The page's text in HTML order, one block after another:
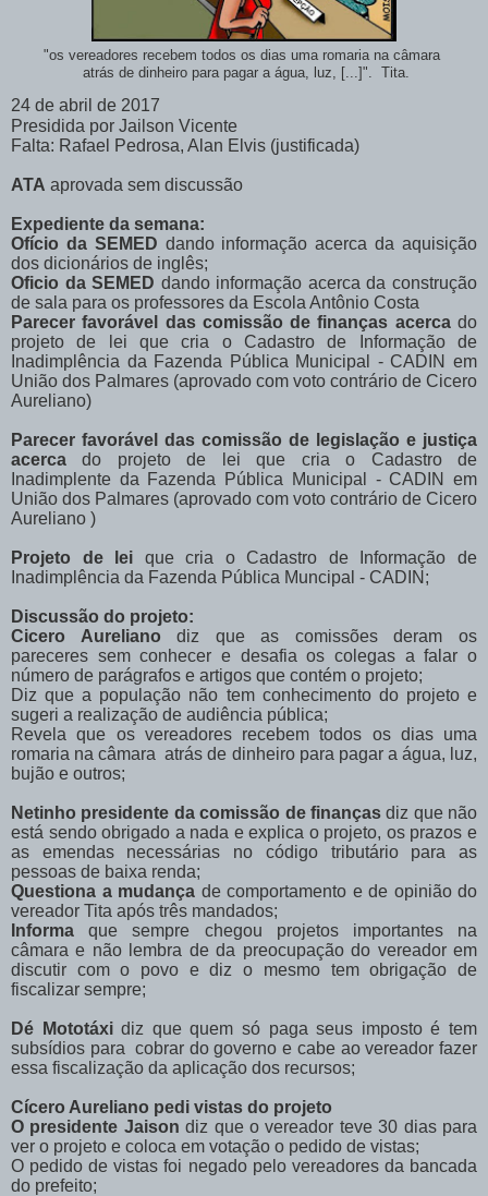
"os vereadores recebem todos os dias uma romaria na câmara
atrás de dinheiro para pagar a água, luz, [...]". Tita.
24 de abril de 2017
Presidida por Jailson Vicente
Falta: Rafael Pedrosa, Alan Elvis (justificada)
ATA aprovada sem discussão
Expediente da semana:
Ofício da SEMED dando informação acerca da aquisição
dos dicionários de inglês;
Oficio da SEMED dando informação acerca da construção
de sala para os professores da Escola Antônio Costa
Parecer favorável das comissão de finanças acercado
projeto de lei que cria o Cadastro de Informação de
Inadimplência da Fazenda Pública Municipal - CADIN em
União dos Palmares (aprovado com voto contrário de Cicero
Aureliano)
Parecer favorável das comissão de legislação e justiça
acerca do projeto de lei que cria o Cadastro de
Inadimplente da Fazenda Pública Municipal - CADIN em
União dos Palmares (aprovado com voto contrário de Cicero
Aureliano )
Projeto de lei que cria o Cadastro de Informação de
Inadimplência da Fazenda Pública Muncipal - CADIN;
Discussão do projeto:
Cicero Aureliano diz que as comissões deram os
pareceres sem conhecer e desafia os colegas a falar o
número de parágrafos e artigos que contém o projeto;
Diz que a população não tem conhecimento do projeto e
sugeri a realização de audiência pública;
Revela que os vereadores recebem todos os dias uma
romaria na câmara atrás de dinheiro para pagar a água, luz,
bujão e outros;
Netinho presidente da comissão de finançasdiz que não
está sendo obrigado a nada e explica o projeto, os prazos e
as emendas necessárias no código tributário para as
pessoas de baixa renda;
Questiona a mudança de comportamento e de opinião do
vereador Tita após três mandados;
Informaque sempre chegou projetos importantes na
câmara e não lembra de da preocupação do vereador em
discutir com o povo e diz o mesmo tem obrigação de
fiscalizar sempre;
Dé Mototáxidiz que quem só paga seus imposto é tem
subsídios para cobrar do governo e cabe ao vereador fazer
essa fiscalização da aplicação dos recursos;
Cícero Aureliano pedi vistas do projeto
O presidente Jaison diz que o vereador teve 30 dias para
ver o projeto e coloca em votação o pedido de vistas;
O pedido de vistas foi negado pelo vereadores da bancada
do prefeito;